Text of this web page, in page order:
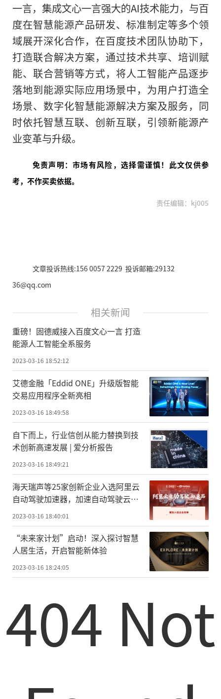
一言，集成文心一言强大的AI技术能力，与百
度在智慧能源产品研发、标准制定等多个领
域展开深化合作，在百度技术团队协助下，
打造联合解决方案，通过技术共享、培训赋
能、联合营销等方式，将人工智能产品逐步
落地到能源实际应用场景中，为用户打造全
场景、数字化智慧能源解决方案及服务，同
时依托智慧互联、创新互联，引领新能源产
业变革与升级。
免责声明：市场有风险，选择需谨慎！此文仅供参
考，不作买卖依据。
责任编辑：kj005
文章投诉热线:156 0057 2229 投诉邮箱:29132
36@qq.com
相关新闻
重磅！固德威接入百度文心一言 打造
能源人工智能全系服务
2023-03-16 18:52:12
艾德金融「Eddid ONE」升级版智能
交易应用程序全新亮相
2023-03-16 18:49:58
自下而上，行业信创从能力替换到技
术创新高速发展 | 爱分析报告
2023-03-16 18:49:21
海天瑞声等25家创新企业入选阿里云
自动驾驶加速器，加速自动驾驶云上
2023-03-16 18:40:01
“未来家计划”启动！深入探讨智慧
人居生活，开启智能新体验
2023-03-16 18:24:05
404 Not